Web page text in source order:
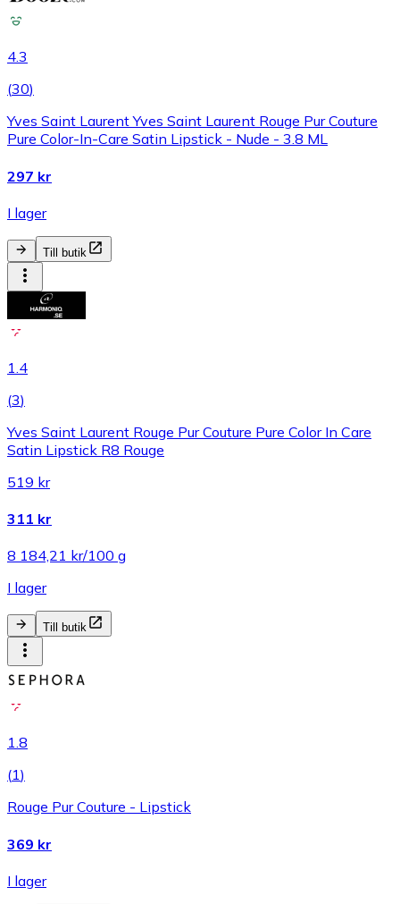
4.3
(30)
Yves Saint Laurent Yves Saint Laurent Rouge Pur Couture
Pure Color-In-Care Satin Lipstick - Nude - 3.8 ML
297 kr
I lager
Till butik
1.4
(3)
Yves Saint Laurent Rouge Pur Couture Pure Color In Care
Satin Lipstick R8 Rouge
519 kr
311 kr
8 184,21 kr/100 g
I lager
Till butik
1.8
(1)
Rouge Pur Couture - Lipstick
369 kr
I lager